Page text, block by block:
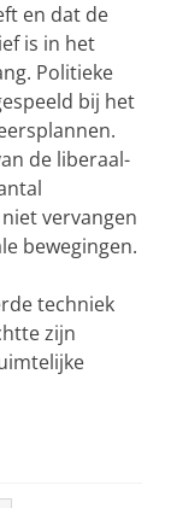
en dat de
is in het
Politieke
bij het
de liberaal-
vervangen
bewegingen.
techniek
zijn